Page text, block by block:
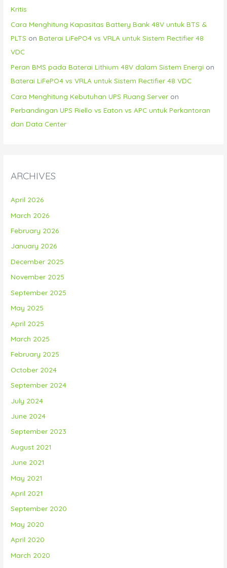
Kritis
Cara Menghitung Kapasitas Battery Bank 48V untuk BTS &
PLTS onBaterai LiFePO4 vs VRLA untuk Sistem Rectifier 48
VDC
Peran BMS pada Baterai Lithium 48V dalam Sistem Energi on
Baterai LiFePO4 vs VRLA untuk Sistem Rectifier 48 VDC
Cara Menghitung Kebutuhan UPS Ruang Server on
Perbandingan UPS Riello vs Eaton vs APC untuk Perkantoran
dan Data Center
ARCHIVES
April 2026
March 2026
February 2026
January 2026
December 2025
November 2025
September 2025
May 2025
April 2025
March 2025
February 2025
October 2024
September 2024
July 2024
June 2024
September 2023
August 2021
June 2021
May 2021
April 2021
September 2020
May 2020
April 2020
March 2020